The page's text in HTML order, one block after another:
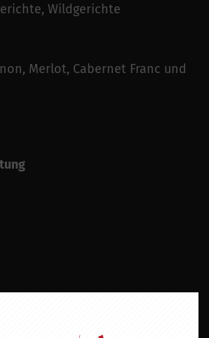
Wildgerichte
Merlot, Cabernet Franc und